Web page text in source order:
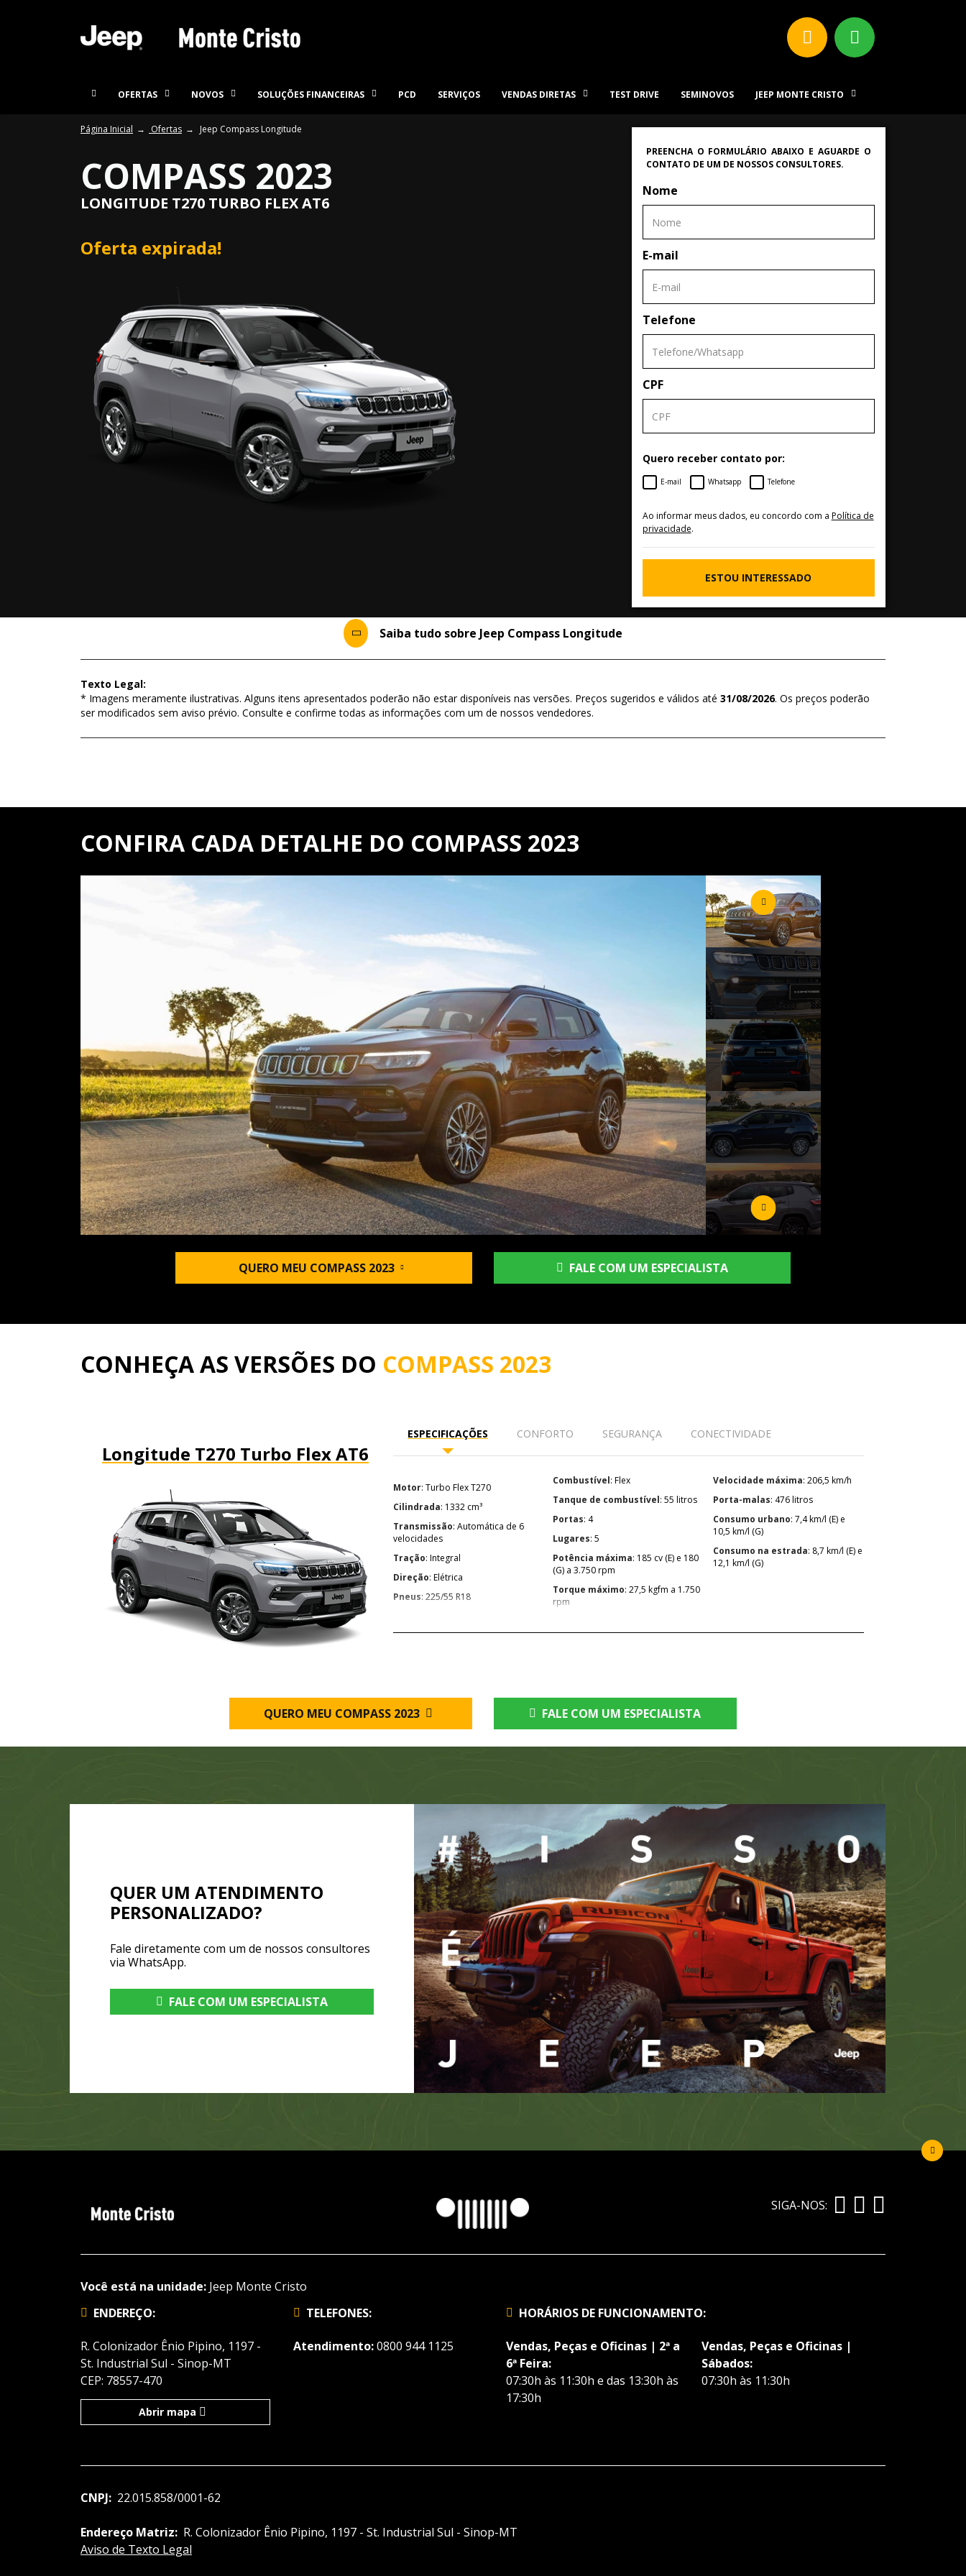
OFERTAS NOVOS SOLUÇÕES FINANCEIRAS PCD SERVIÇOS VENDAS DIRETAS TEST DRIVE SEMINOVOS JEEP MONTE CRISTO
Página Inicial Ofertas Jeep Compass Longitude
COMPASS 2023
LONGITUDE T270 TURBO FLEX AT6
Oferta expirada!
PREENCHA O FORMULÁRIO ABAIXO E AGUARDE O
CONTATO DE UM DE NOSSOS CONSULTORES.
Nome
E-mail
Telefone
CPF
Quero receber contato por:
E-mail Whatsapp Telefone
Ao informar meus dados, eu concordo com a Política de
privacidade.
ESTOU INTERESSADO
Saiba tudo sobre Jeep Compass Longitude
Texto Legal:
* Imagens meramente ilustrativas. Alguns itens apresentados poderão não estar disponíveis nas versões. Preços sugeridos e válidos até 31/08/2026. Os preços poderão
ser modificados sem aviso prévio. Consulte e confirme todas as informações com um de nossos vendedores.
CONFIRA CADA DETALHE DO COMPASS 2023
QUERO MEU COMPASS 2023 FALE COM UM ESPECIALISTA
CONHEÇA AS VERSÕES DO COMPASS 2023
Longitude T270 Turbo Flex AT6
ESPECIFICAÇÕES CONFORTO SEGURANÇA CONECTIVIDADE
Motor : Turbo Flex T270
Cilindrada : 1332 cm³
Transmissão: Automática de 6
velocidades
Tração : Integral
Direção : Elétrica
Pneus : 225/55 R18
Combustível : Flex
Tanque de combustível : 55 litros
Portas : 4
Lugares : 5
Potência máxima: 185 cv (E) e 180
(G) a 3.750 rpm
Torque máximo: 27,5 kgfm a 1.750
rpm
Velocidade máxima : 206,5 km/h
Porta-malas : 476 litros
Consumo urbano: 7,4 km/l (E) e
10,5 km/l (G)
Consumo na estrada: 8,7 km/l (E) e
12,1 km/l (G)
QUERO MEU COMPASS 2023 FALE COM UM ESPECIALISTA
QUER UM ATENDIMENTO
PERSONALIZADO?
Fale diretamente com um de nossos consultores
via WhatsApp.
FALE COM UM ESPECIALISTA
SIGA-NOS:
Você está na unidade: Jeep Monte Cristo
ENDEREÇO:
R. Colonizador Ênio Pipino, 1197 -
St. Industrial Sul - Sinop-MT
CEP: 78557-470
Abrir mapa
TELEFONES:
Atendimento:0800 944 1125
HORÁRIOS DE FUNCIONAMENTO:
Vendas, Peças e Oficinas | 2ª a
6ª Feira:
07:30h às 11:30h e das 13:30h às
17:30h
Vendas, Peças e Oficinas |
Sábados:
07:30h às 11:30h
CNPJ: 22.015.858/0001-62
Endereço Matriz: R. Colonizador Ênio Pipino, 1197 - St. Industrial Sul - Sinop-MT
Aviso de Texto Legal